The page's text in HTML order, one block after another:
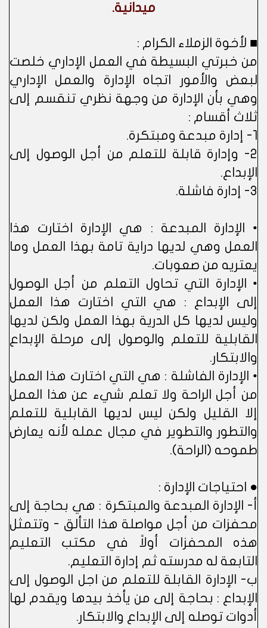
ميدانية.
■ لأخوة الزملاء الكرام :
من خبرتي البسيطة في العمل الإداري خلصت
لبعض والأمور اتجاه الإدارة والعمل الإداري
وهي بأن الإدارة من وجهة نظري تنقسم إلى
ثلاث أقسام :
1- إدارة مبدعة ومبتكرة.
2- وإدارة قابلة للتعلم من أجل الوصول إلى
الإبداع.
3- إدارة فاشلة.
• الإدارة المبدعة : هي الإدارة اختارت هذا
العمل وهي لديها دراية تامة بهذا العمل وما
يعتريه من صعوبات.
• الإدارة التي تحاول التعلم من أجل الوصول
إلى الإبداع : هي التي اختارت هذا العمل
وليس لديها كل الدرية بهذا العمل ولكن لديها
القابلية للتعلم والوصول إلى مرحلة الإبداع
والابتكار.
• الإدارة الفاشلة : هي التي اختارت هذا العمل
من أجل الراحة ولا تعلم شيء عن هذا العمل
إلا القليل ولكن ليس لديها القابلية للتعلم
والتطور والتطوير في مجال عمله لأنه يعارض
طموحه (الراحة).
● احتياجات الإدارة :
أ- الإدارة المبدعة والمبتكرة : هي بحاجة إلى
محفزات من أجل مواصلة هذا التألق - وتتمثل
هذه المحفزات أولاً في مكتب التعليم
التابعة له مدرسته ثم إدارة التعليم.
ب- الإدارة القابلة للتعلم من اجل الوصول إلى
الإبداع : بحاجة إلى من يأخذ بيدها ويقدم لها
أدوات توصله إلى الإبداع والابتكار.